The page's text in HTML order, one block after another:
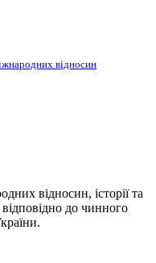
відносин
відносин, історії та
відповідно до чинного